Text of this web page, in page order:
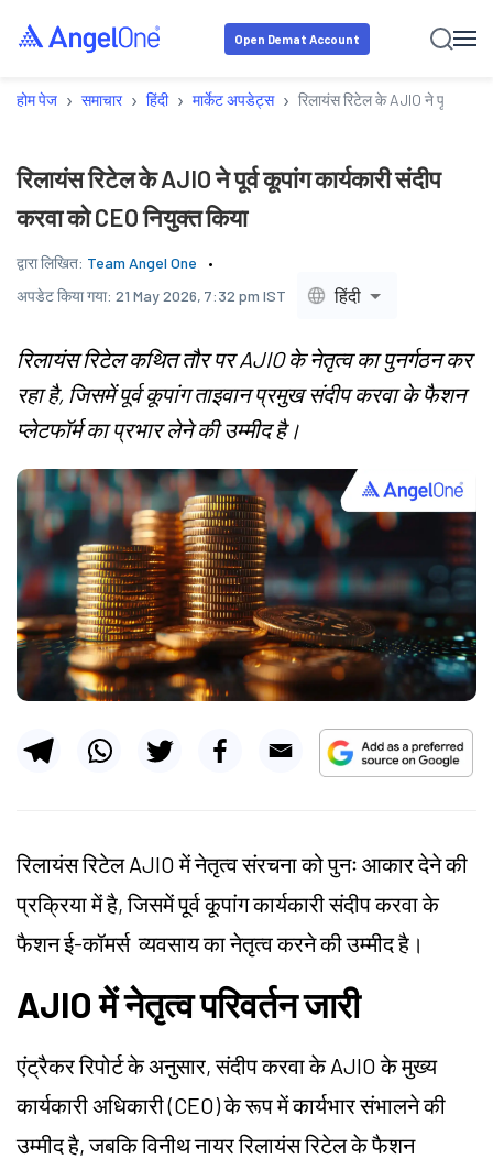
Open Demat Account
होम पेज › समाचार › हिंदी › मार्केट अपडेट्स › रिलायंस रिटेल के AJIO ने पूर्व कूपांग
रिलायंस रिटेल के AJIO ने पूर्व कूपांग कार्यकारी संदीप
करवा को CEO नियुक्त किया
द्वारा लिखित: Team Angel One
अपडेट किया गया: 21 May 2026, 7:32 pm IST हिंदी
रिलायंस रिटेल कथित तौर पर AJIO के नेतृत्व का पुनर्गठन कर
रहा है, जिसमें पूर्व कूपांग ताइवान प्रमुख संदीप करवा के फैशन
प्लेटफॉर्म का प्रभार लेने की उम्मीद है।
रिलायंस रिटेल AJIO में नेतृत्व संरचना को पुनः आकार देने की
प्रक्रिया में है, जिसमें पूर्व कूपांग कार्यकारी संदीप करवा के
फैशन ई-कॉमर्स व्यवसाय का नेतृत्व करने की उम्मीद है।
AJIO में नेतृत्व परिवर्तन जारी
एंट्रैकर रिपोर्ट के अनुसार, संदीप करवा के AJIO के मुख्य
कार्यकारी अधिकारी (CEO) के रूप में कार्यभार संभालने की
उम्मीद है, जबकि विनीथ नायर रिलायंस रिटेल के फैशन